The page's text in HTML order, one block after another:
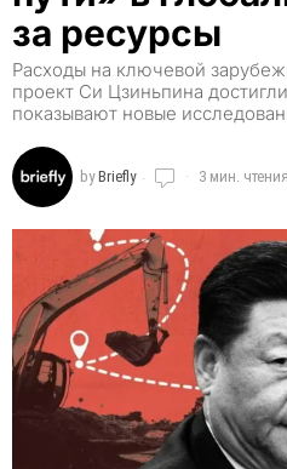
за ресурсы
Расходы на ключевой
проект Си Цзиньпина
показывают новые
byBriefly 3 мин. чтения